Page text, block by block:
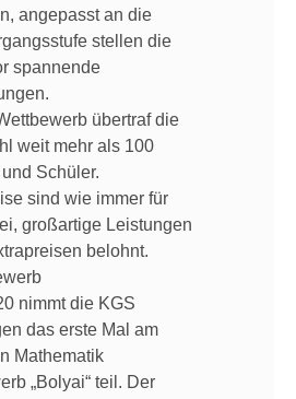
angepasst an die
stellen die
spannende
übertraf die
weit mehr als 100
Schüler.
sind wie immer für
großartige Leistungen
belohnt.
nimmt die KGS
das erste Mal am
Mathematik
„Bolyai“ teil. Der